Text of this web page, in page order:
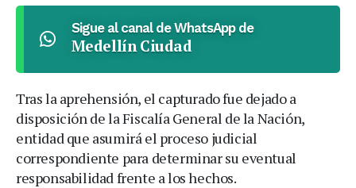
Sigue al canal de WhatsApp de
Medellín Ciudad
Tras la aprehensión, el capturado fue dejado a
disposición de la Fiscalía General de la Nación,
entidad que asumirá el proceso judicial
correspondiente para determinar su eventual
responsabilidad frente a los hechos.